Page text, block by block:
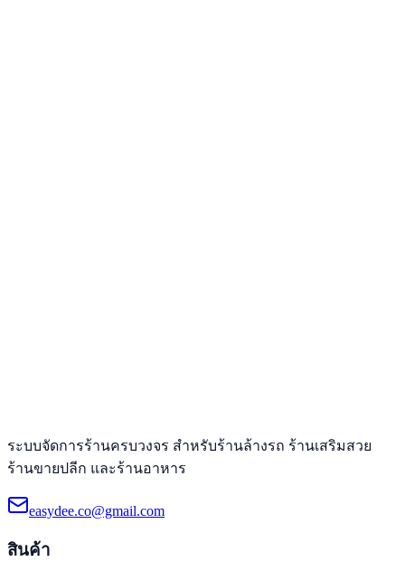
ระบบจัดการร้านครบวงจร สำหรับร้านล้างรถ ร้านเสริมสวย
ร้านขายปลีก และร้านอาหาร
easydee.co@gmail.com
สินค้า